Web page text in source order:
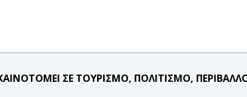
ΚΑΙΝΟΤΟΜΕΙ ΣΕ ΤΟΥΡΙΣΜΟ, ΠΟΛΙΤΙΣΜΟ,